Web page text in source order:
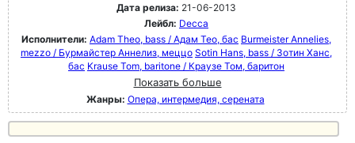
Дата релиза: 21-06-2013
Лейбл: Decca
Исполнители: Adam Theo, bass / Адам Тео, бас Burmeister Annelies,
mezzo / Бурмайстер Аннелиз, меццо Sotin Hans, bass / Зотин Ханс,
бас Krause Tom, baritone / Краузе Том, баритон
Показать больше
Жанры: Опера, интермедия, серената